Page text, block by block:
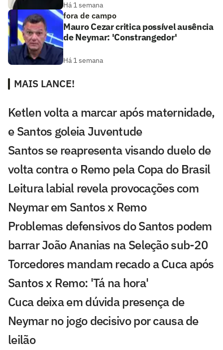
Há 1 semana
fora de campo
Mauro Cezar critica possível ausência
de Neymar: 'Constrangedor'
Há 1 semana
MAIS LANCE!
Ketlen volta a marcar após maternidade,
e Santos goleia Juventude
Santos se reapresenta visando duelo de
volta contra o Remo pela Copa do Brasil
Leitura labial revela provocações com
Neymar em Santos x Remo
Problemas defensivos do Santos podem
barrar João Ananias na Seleção sub-20
Torcedores mandam recado a Cuca após
Santos x Remo: 'Tá na hora'
Cuca deixa em dúvida presença de
Neymar no jogo decisivo por causa de
leilão